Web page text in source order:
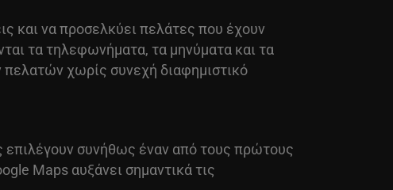
και να προσελκύει πελάτες που έχουν
τα τηλεφωνήματα, τα μηνύματα και τα
πελατών χωρίς συνεχή διαφημιστικό
επιλέγουν συνήθως έναν από τους πρώτους
Maps αυξάνει σημαντικά τις